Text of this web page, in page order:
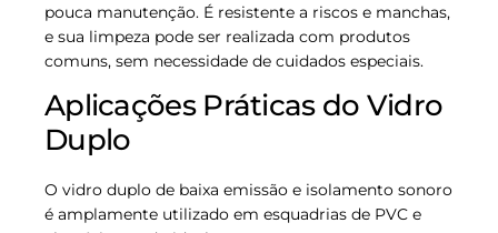
pouca manutenção. É resistente a riscos e manchas,
e sua limpeza pode ser realizada com produtos
comuns, sem necessidade de cuidados especiais.
Aplicações Práticas do Vidro
Duplo
O vidro duplo de baixa emissão e isolamento sonoro
é amplamente utilizado em esquadrias de PVC e